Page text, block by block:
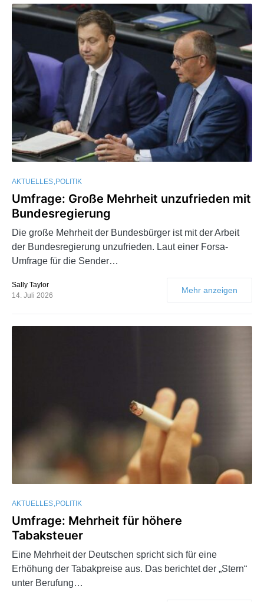
AKTUELLES POLITIK
Umfrage: Große Mehrheit unzufrieden mit
Bundesregierung
Die große Mehrheit der Bundesbürger ist mit der Arbeit
der Bundesregierung unzufrieden. Laut einer Forsa-
Umfrage für die Sender…
Sally Taylor
14. Juli 2026
Mehr anzeigen
AKTUELLES POLITIK
Umfrage: Mehrheit für höhere
Tabaksteuer
Eine Mehrheit der Deutschen spricht sich für eine
Erhöhung der Tabakpreise aus. Das berichtet der „Stern“
unter Berufung…